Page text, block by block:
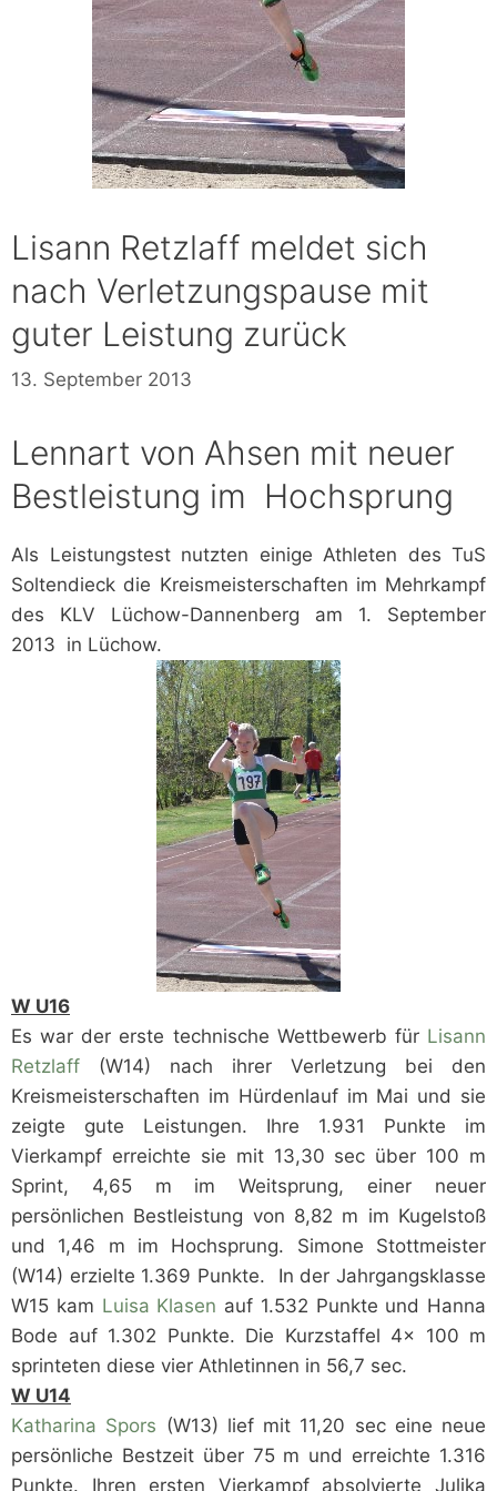
Lisann Retzlaff meldet sich
nach Verletzungspause mit
guter Leistung zurück
13. September 2013
Lennart von Ahsen mit neuer
Bestleistung im Hochsprung
Als Leistungstest nutzten einige Athleten des TuS
Soltendieck die Kreismeisterschaften im Mehrkampf
des KLV Lüchow-Dannenberg am 1. September
2013 in Lüchow.
W U16
Es war der erste technische Wettbewerb für Lisann
Retzlaff (W14) nach ihrer Verletzung bei den
Kreismeisterschaften im Hürdenlauf im Mai und sie
zeigte gute Leistungen. Ihre 1.931 Punkte im
Vierkampf erreichte sie mit 13,30 sec über 100 m
Sprint, 4,65 m im Weitsprung, einer neuer
persönlichen Bestleistung von 8,82 m im Kugelstoß
und 1,46 m im Hochsprung. Simone Stottmeister
(W14) erzielte 1.369 Punkte. In der Jahrgangsklasse
W15 kam Luisa Klasen auf 1.532 Punkte und Hanna
Bode auf 1.302 Punkte. Die Kurzstaffel 4x 100 m
sprinteten diese vier Athletinnen in 56,7 sec.
W U14
Katharina Spors (W13) lief mit 11,20 sec eine neue
persönliche Bestzeit über 75 m und erreichte 1.316
Punkte. Ihren ersten Vierkampf absolvierte Julika